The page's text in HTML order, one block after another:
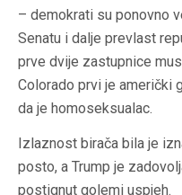
– demokrati su ponovno
Senatu i dalje prevlast
prve dvije zastupnice
Colorado prvi je američki
da je homoseksualac.
Izlaznost birača bila je
posto, a Trump je
postignut golemi uspjeh.